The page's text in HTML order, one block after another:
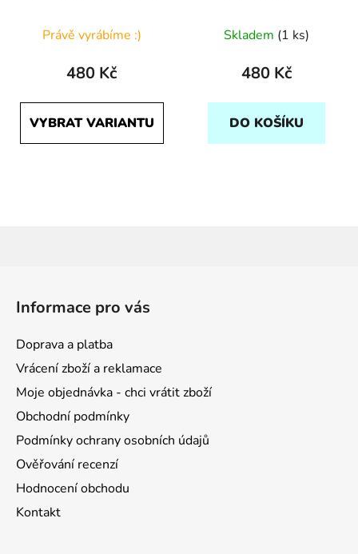
Právě vyrábíme :)
480 Kč
VYBRAT VARIANTU
Skladem (1 ks)
480 Kč
DO KOŠÍKU
Informace pro vás
Doprava a platba
Vrácení zboží a reklamace
Moje objednávka - chci vrátit zboží
Obchodní podmínky
Podmínky ochrany osobních údajů
Ověřování recenzí
Hodnocení obchodu
Kontakt